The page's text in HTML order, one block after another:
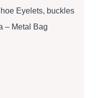
Eyelets, buckles
– Metal Bag